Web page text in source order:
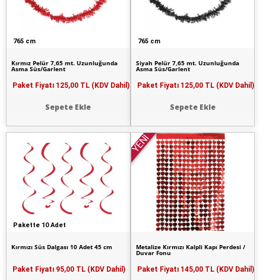
765 cm
Kırmız Pelür 7,65 mt. Uzunluğunda
Asma Süs/Garlent
Paket Fiyatı 125,00 TL (KDV Dahil)
Sepete Ekle
765 cm
Siyah Pelür 7,65 mt. Uzunluğunda
Asma Süs/Garlent
Paket Fiyatı 125,00 TL (KDV Dahil)
Sepete Ekle
Pakette 10 Adet
Kırmızı Süs Dalgası 10 Adet 45 cm
Paket Fiyatı 95,00 TL (KDV Dahil)
YENİ
Metalize Kırmızı Kalpli Kapı Perdesi /
Duvar Fonu
Paket Fiyatı 145,00 TL (KDV Dahil)